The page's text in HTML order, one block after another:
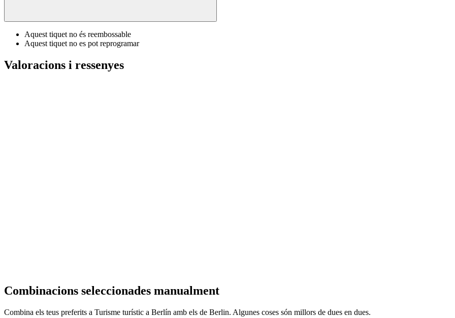
Aquest tiquet no és reembossable
Aquest tiquet no es pot reprogramar
Valoracions i ressenyes
Combinacions seleccionades manualment
Combina els teus preferits a Turisme turístic a Berlín amb els de Berlin. Algunes coses són millors de dues en dues.